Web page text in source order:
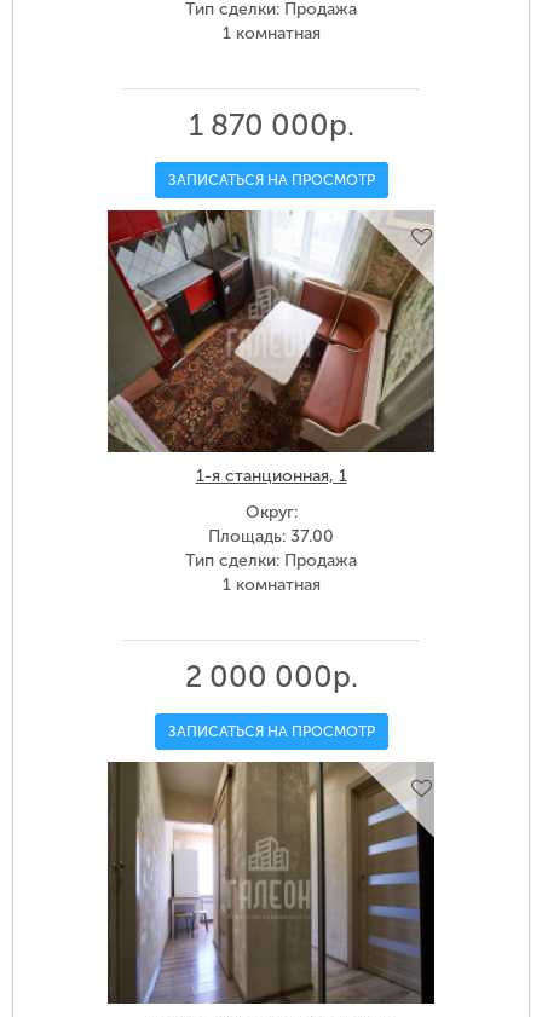
Тип сделки: Продажа
1 комнатная
1 870 000р.
ЗАПИСАТЬСЯ НА ПРОСМОТР
1-я станционная, 1
Округ:
Площадь: 37.00
Тип сделки: Продажа
1 комнатная
2 000 000р.
ЗАПИСАТЬСЯ НА ПРОСМОТР